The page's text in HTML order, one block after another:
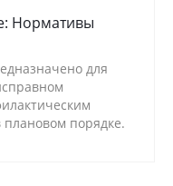
Нормативы
для
порядке.